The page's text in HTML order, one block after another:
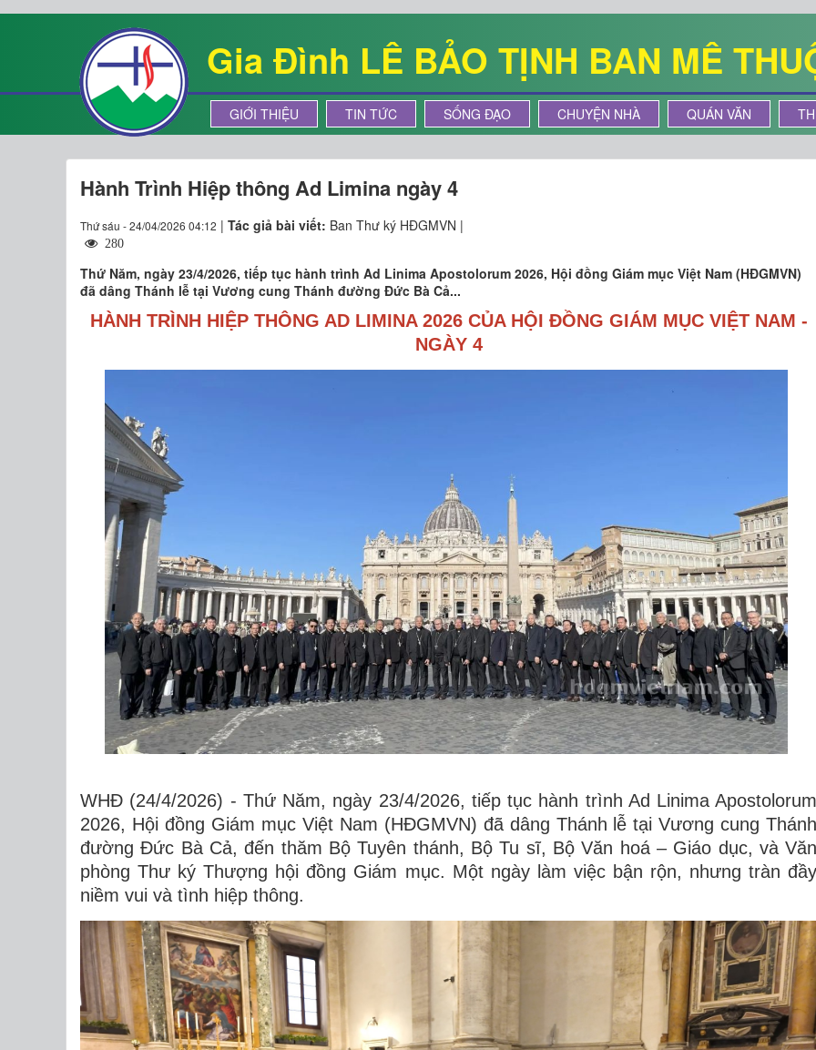
Gia Đình LÊ BẢO TỊNH BAN MÊ
GIỚI THIỆU TIN TỨC SỐNG ĐẠO CHUYỆN NHÀ QUÁN VĂN
Hành Trình Hiệp thông Ad Limina ngày 4
Thứ sáu - 24/04/2026 04:12 | Tác giả bài viết: Ban Thư ký HĐGMVN |
280
Thứ Năm, ngày 23/4/2026, tiếp tục hành trình Ad Linima Apostolorum 2026, Hội đồng Giám mục Việt Nam (HĐGMVN)
đã dâng Thánh lễ tại Vương cung Thánh đường Đức Bà Cả...
HÀNH TRÌNH HIỆP THÔNG AD LIMINA 2026 CỦA HỘI ĐỒNG GIÁM MỤC VIỆT NAM -
NGÀY 4
WHĐ (24/4/2026) - Thứ Năm, ngày 23/4/2026, tiếp tục hành trình Ad Linima
2026, Hội đồng Giám mục Việt Nam (HĐGMVN) đã dâng Thánh lễ tại Vương cung
đường Đức Bà Cả, đến thăm Bộ Tuyên thánh, Bộ Tu sĩ, Bộ Văn hoá – Giáo dục, và
phòng Thư ký Thượng hội đồng Giám mục. Một ngày làm việc bận rộn, nhưng tràn
niềm vui và tình hiệp thông.